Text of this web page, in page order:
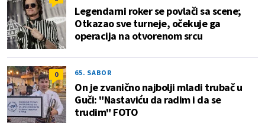
Legendarni roker se povlači sa scene;
Otkazao sve turneje, očekuje ga
operacija na otvorenom srcu
0 65. SABOR
On je zvanično najbolji mladi trubač u
Guči: "Nastaviću da radim i da se
trudim" FOTO